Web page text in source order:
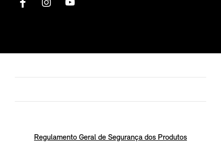
Regulamento Geral de Segurança dos Produtos